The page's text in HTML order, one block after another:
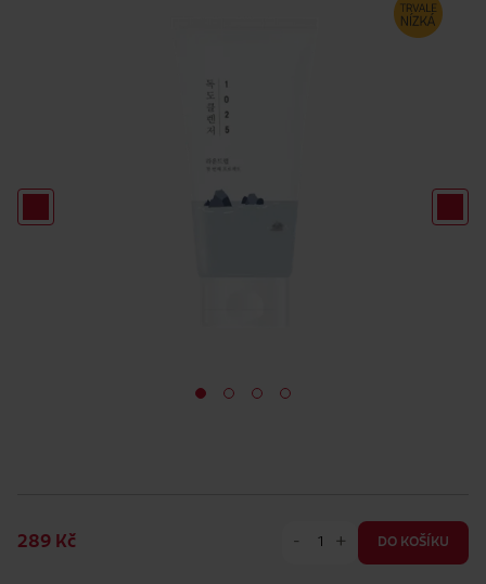
289 Kč - + DO KOŠÍKU